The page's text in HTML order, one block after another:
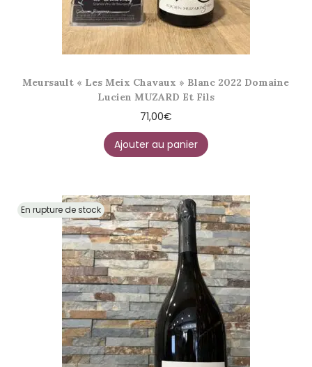
Meursault « Les Meix Chavaux » Blanc 2022 Domaine
Lucien MUZARD Et Fils
71,00€
Ajouter au panier
En rupture de stock